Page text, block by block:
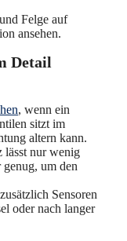
Felge auf
ansehen.
Detail
, wenn ein
sitzt im
altern kann.
lässt nur wenig
um den
Sensoren
oder nach langer